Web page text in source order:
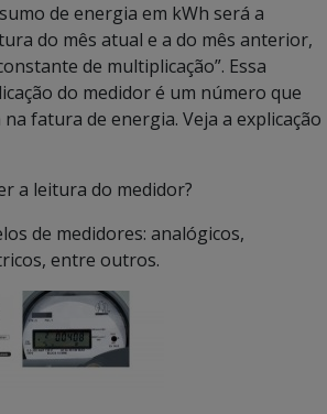
de energia em kWh será a
do mês atual e a do mês anterior,
de multiplicação”. Essa
do medidor é um número que
fatura de energia. Veja a explicação
a leitura do medidor?
de medidores: analógicos,
entre outros.